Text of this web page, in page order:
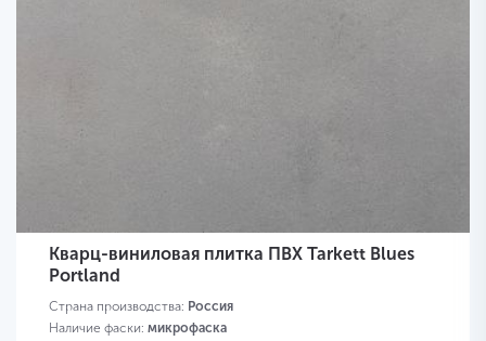
Кварц-виниловая плитка ПВХ Tarkett Blues
Portland
Страна производства: Россия
Наличие фаски: микрофаска